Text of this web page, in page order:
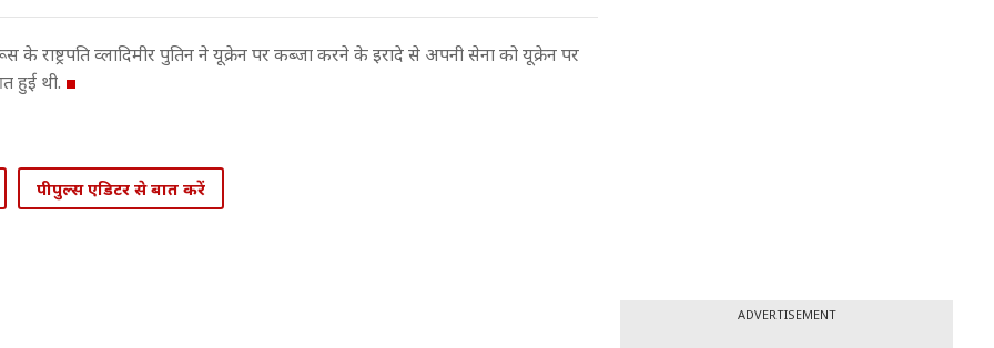
व्लादिमीर पुतिन ने यूक्रेन पर कब्जा करने के इरादे से अपनी सेना को यूक्रेन पर
हुई थी.
पीपुल्स एडिटर से बात करें
ADVERTISEMENT